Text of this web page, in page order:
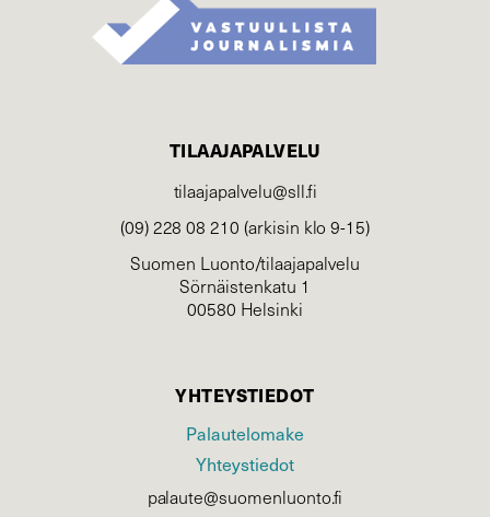
TILAAJAPALVELU
tilaajapalvelu@sll.fi
(09) 228 08 210 (arkisin klo 9-15)
Suomen Luonto/tilaajapalvelu
Sörnäistenkatu 1
00580 Helsinki
YHTEYSTIEDOT
Palautelomake
Yhteystiedot
palaute@suomenluonto.fi